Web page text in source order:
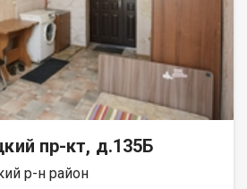
пр-кт, д.135Б
р-н район